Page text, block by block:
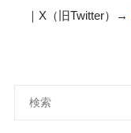
｜X（旧Twitter）→